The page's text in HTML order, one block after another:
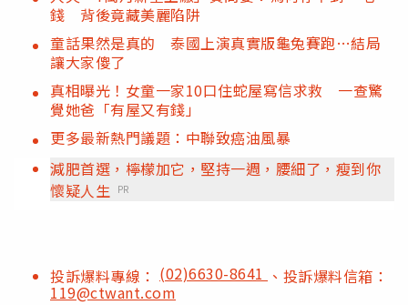
錢 背後竟藏美麗陷阱
童話果然是真的 泰國上演真實版龜兔賽跑…結局
讓大家傻了
真相曝光！女童一家10口住蛇屋寫信求救 一查驚
覺她爸「有屋又有錢」
更多最新熱門議題：中聯致癌油風暴
減肥首選，檸檬加它，堅持一週，腰細了，瘦到你
懷疑人生 PR
投訴爆料專線： (02)6630-8641 、投訴爆料信箱：
119@ctwant.com